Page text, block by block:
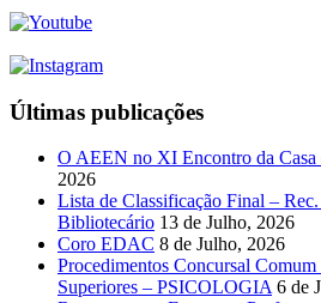
Últimas publicações
O AEEN no XI Encontro da Casa
2026
Lista de Classificação Final –
Bibliotecário 13 de Julho, 2026
Coro EDAC 8 de Julho, 2026
Procedimentos Concursal
Superiores – PSICOLOGIA 6 de